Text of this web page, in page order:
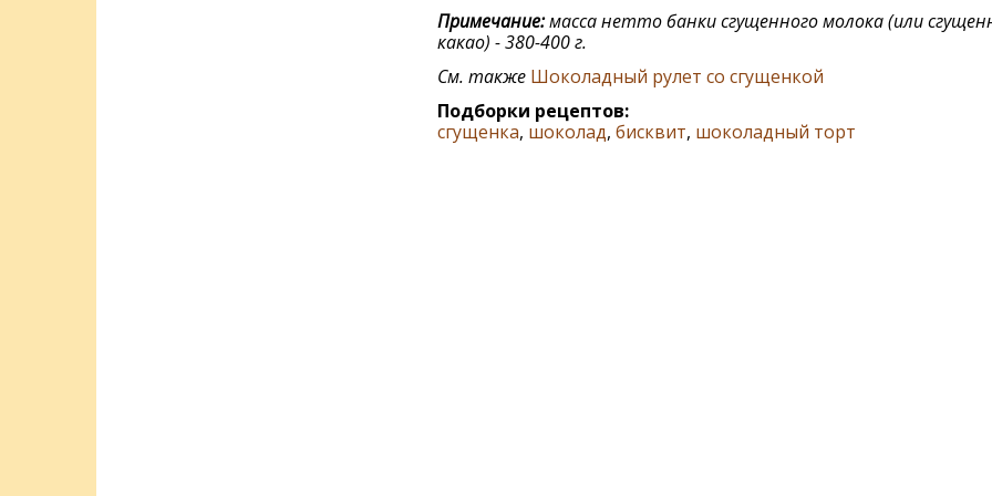
Примечание:масса нетто банки сгущенного молока (или
какао) - 380-400 г.
См. также Шоколадный рулет со сгущенкой
Подборки рецептов:
сгущенка, шоколад, бисквит, шоколадный торт